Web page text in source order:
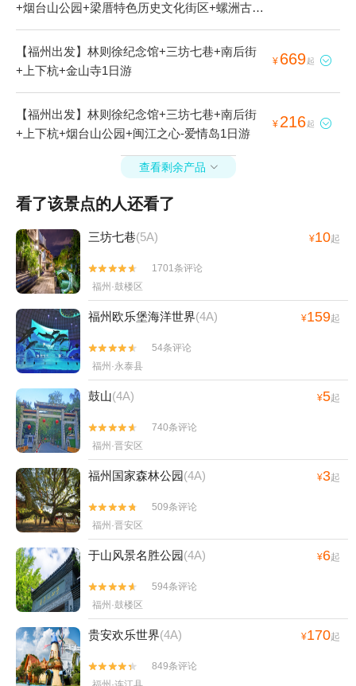
+烟台山公园+梁厝特色历史文化街区+螺洲古镇
1日游
【福州出发】林则徐纪念馆+三坊七巷+南后街
+上下杭+金山寺1日游
¥ 669起 
【福州出发】林则徐纪念馆+三坊七巷+南后街
+上下杭+烟台山公园+闽江之心-爱情岛1日游
¥ 216起 
查看剩余产品 
看了该景点的人还看了
三坊七巷(5A) ¥10起


1701条评论
福州·鼓楼区
福州欧乐堡海洋世界(4A) ¥159起


54条评论
福州·永泰县
鼓山(4A) ¥5起


740条评论
福州·晋安区
福州国家森林公园(4A) ¥3起


509条评论
福州·晋安区
于山风景名胜公园(4A) ¥6起


594条评论
福州·鼓楼区
贵安欢乐世界(4A) ¥170起


849条评论